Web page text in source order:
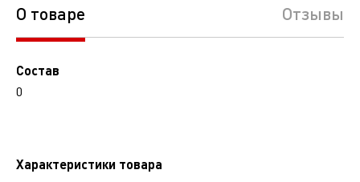
О товаре Отзывы
Состав
0
Характеристики товара